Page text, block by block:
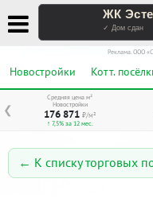
ЖК
✓ Дом сдан
Реклама. ООО
Новостройки Котт.
❮
Средняя цена м²
Новостройки
176 871 ₽/м²
↑ 7,5% за 12 мес.
← К списку торговых